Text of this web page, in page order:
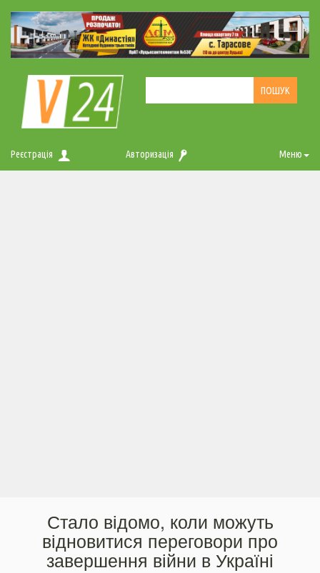
Реєстрація Авторизація Меню
Стало відомо, коли можуть
відновитися переговори про
завершення війни в Україні